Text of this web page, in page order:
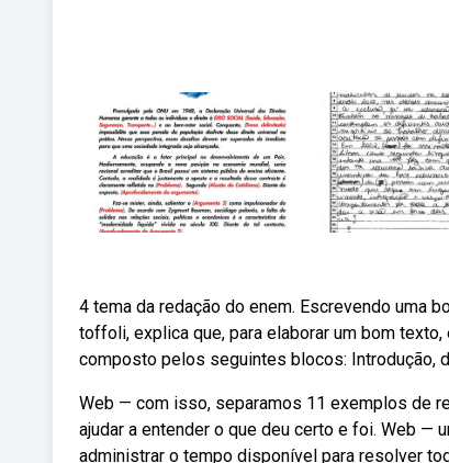
4 tema da redação do enem. Escrevendo uma
toffoli, explica que, para elaborar um bom
composto pelos seguintes blocos: Introdução,
Web — com isso, separamos 11 exemplos de
ajudar a entender o que deu certo e foi. Web —
administrar o tempo disponível para resolver